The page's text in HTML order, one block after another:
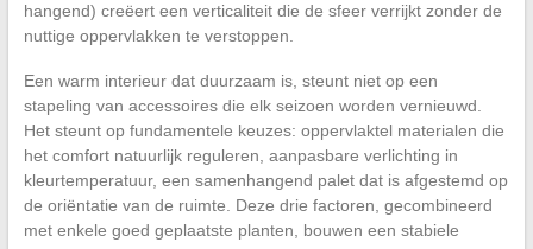
hangend) creëert een verticaliteit die de sfeer verrijkt zonder de
nuttige oppervlakken te verstoppen.
Een warm interieur dat duurzaam is, steunt niet op een
stapeling van accessoires die elk seizoen worden vernieuwd.
Het steunt op fundamentele keuzes: oppervlaktel materialen die
het comfort natuurlijk reguleren, aanpasbare verlichting in
kleurtemperatuur, een samenhangend palet dat is afgestemd op
de oriëntatie van de ruimte. Deze drie factoren, gecombineerd
met enkele goed geplaatste planten, bouwen een stabiele